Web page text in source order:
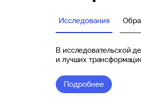
Исследования
В исследовательской
и лучших
Подробнее